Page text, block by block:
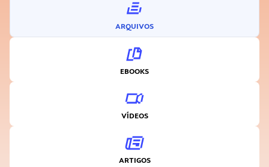
ARQUIVOS
EBOOKS
VÍDEOS
ARTIGOS